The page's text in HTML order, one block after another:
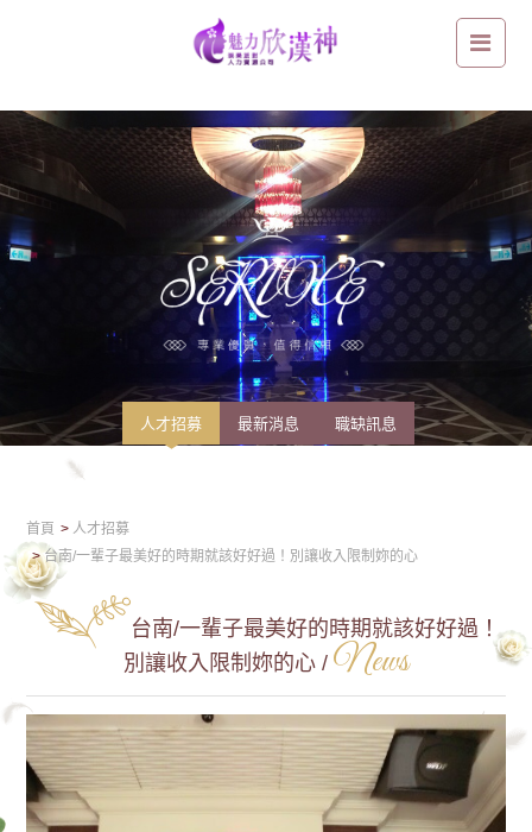
人才招募 最新消息 職缺訊息
首頁
人才招募
台南/一輩子最美好的時期就該好好過！別讓收入限制妳的心
台南/一輩子最美好的時期就該好好過！
別讓收入限制妳的心 / News